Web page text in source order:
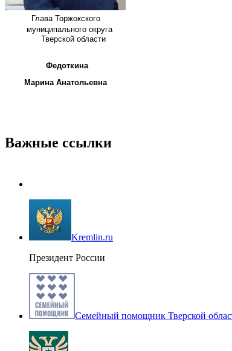
Глава Торжокского
муниципального округа
Тверской области
Федоткина
Марина Анатольевна
Важные ссылки
Kremlin.ru
Президент России
Семейный помощник Тверской